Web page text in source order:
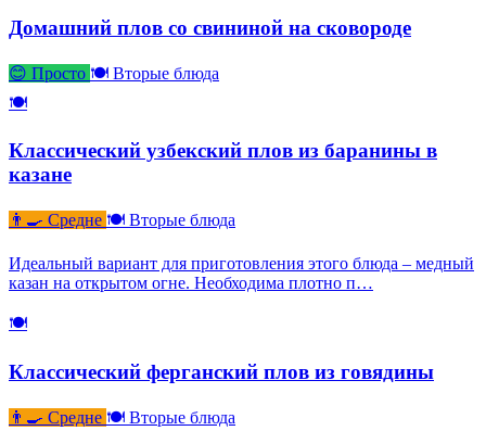
Домашний плов со свининой на сковороде
😊 Просто 🍽 Вторые блюда
🍽
Классический узбекский плов из баранины в
казане
👨‍🍳 Средне 🍽 Вторые блюда
Идеальный вариант для приготовления этого блюда – медный
казан на открытом огне. Необходима плотно п…
🍽
Классический ферганский плов из говядины
👨‍🍳 Средне 🍽 Вторые блюда